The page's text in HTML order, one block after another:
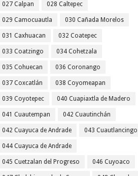
027 Calpan 028 Caltepec
029 Camocuautla 030 Cañada Morelos
031 Caxhuacan 032 Coatepec
033 Coatzingo 034 Cohetzala
035 Cohuecan 036 Coronango
037 Coxcatlán 038 Coyomeapan
039 Coyotepec 040 Cuapiaxtla de Madero
041 Cuautempan 042 Cuautinchán
042 Cuayuca de Andrade 043 Cuautlancingo
044 Cuayuca de Andrade
045 Cuetzalan del Progreso 046 Cuyoaco